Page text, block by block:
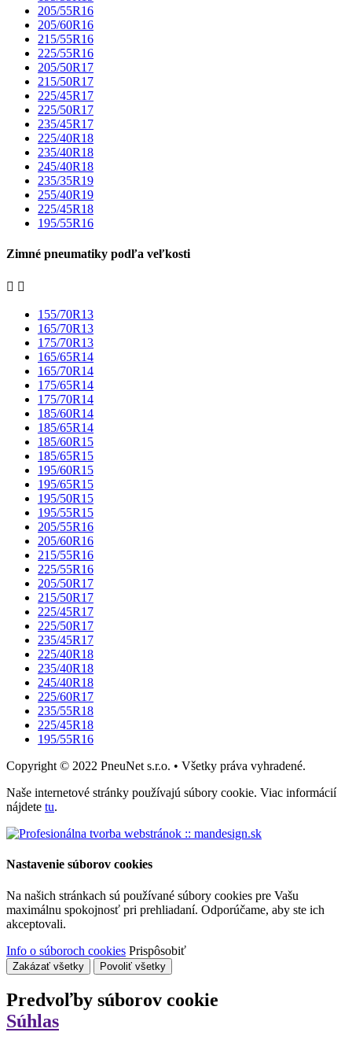
205/55R16
205/60R16
215/55R16
225/55R16
205/50R17
215/50R17
225/45R17
225/50R17
235/45R17
225/40R18
235/40R18
245/40R18
235/35R19
255/40R19
225/45R18
195/55R16
Zimné pneumatiky podľa veľkosti
 
155/70R13
165/70R13
175/70R13
165/65R14
165/70R14
175/65R14
175/70R14
185/60R14
185/65R14
185/60R15
185/65R15
195/60R15
195/65R15
195/50R15
195/55R15
205/55R16
205/60R16
215/55R16
225/55R16
205/50R17
215/50R17
225/45R17
225/50R17
235/45R17
225/40R18
235/40R18
245/40R18
225/60R17
235/55R18
225/45R18
195/55R16
Copyright © 2022 PneuNet s.r.o. • Všetky práva vyhradené.
Naše internetové stránky používajú súbory cookie. Viac informácií
nájdete tu.
Nastavenie súborov cookies
Na našich stránkach sú používané súbory cookies pre Vašu
maximálnu spokojnosť pri prehliadaní. Odporúčame, aby ste ich
akceptovali.
Info o súboroch cookies Prispôsobiť
Zakázať všetky Povoliť všetky
Predvoľby súborov cookie
Súhlas